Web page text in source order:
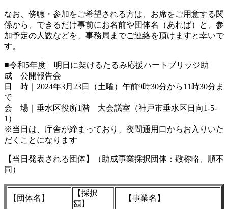
なお、傍聴・参加をご希望される方は、お席をご用意する関
係から、できるだけ事前にお名前や団体名（あれば）と、参
加予定の人数などを、事務局までご連絡を頂けますと幸いで
す。
■令和5年度 明日に架けるたるみ応援ハートブリッジ助
成 公開報告会
日 時｜2024年3月23日（土曜）午前9時30分から11時30分ま
で
会 場｜垂水区役所1階 大会議室（神戸市垂水区日向1-5-
1）
※当日は、庁舎が締まっており、夜間通用口からお入りいた
だくことになります
【当日発表される団体】（助成事業採択団体：敬称略、順不
同）
【団体名】
【採択
額】
【事業名】